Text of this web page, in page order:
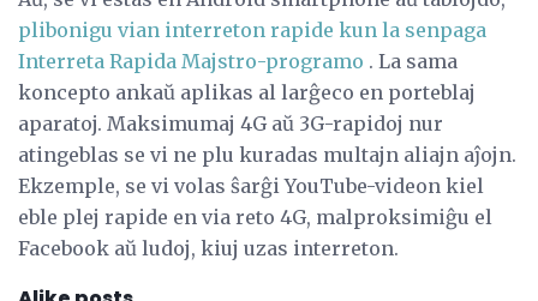
plibonigu vian interreton rapide kun la senpaga
Interreta Rapida Majstro-programo . La sama
koncepto ankaŭ aplikas al larĝeco en porteblaj
aparatoj. Maksimumaj 4G aŭ 3G-rapidoj nur
atingeblas se vi ne plu kuradas multajn aliajn aĵojn.
Ekzemple, se vi volas ŝarĝi YouTube-videon kiel
eble plej rapide en via reto 4G, malproksimiĝu el
Facebook aŭ ludoj, kiuj uzas interreton.